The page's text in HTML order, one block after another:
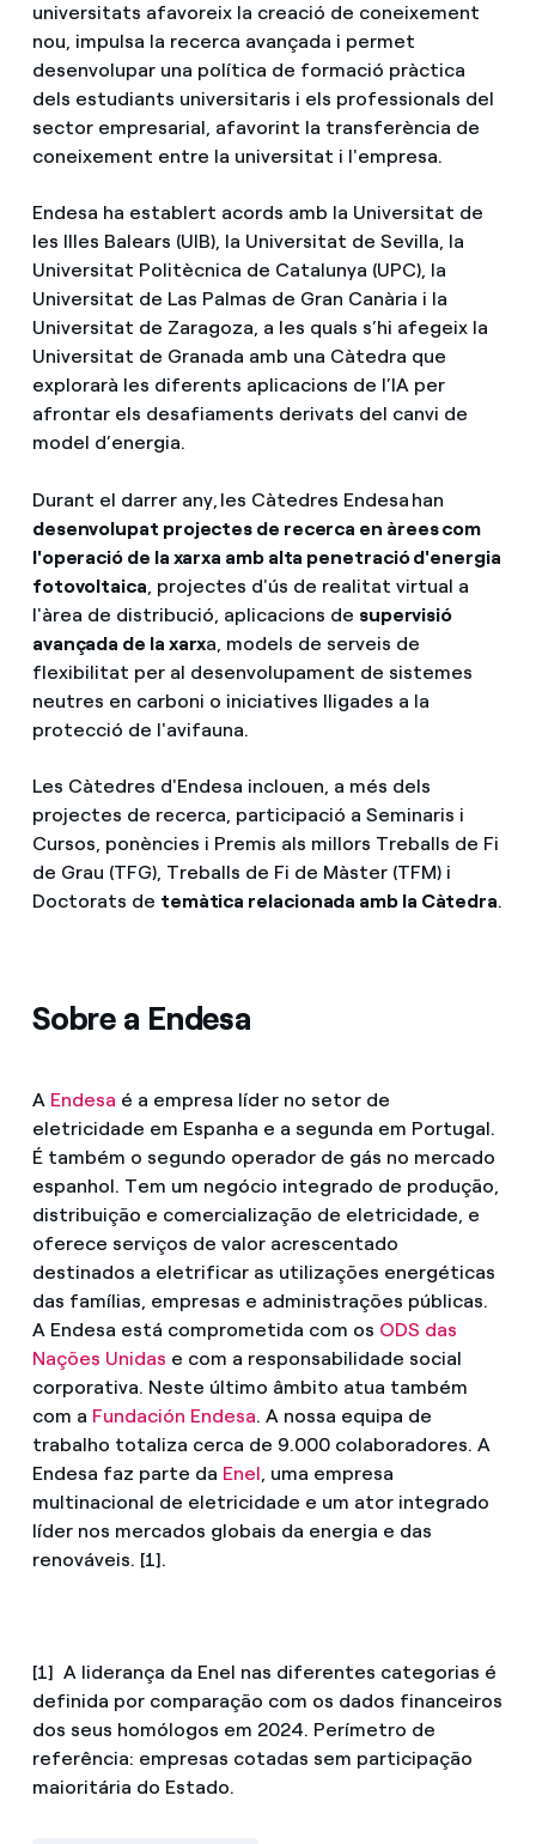
universitats afavoreix la creació de coneixement
nou, impulsa la recerca avançada i permet
desenvolupar una política de formació pràctica
dels estudiants universitaris i els professionals del
sector empresarial, afavorint la transferència de
coneixement entre la universitat i l'empresa.
Endesa ha establert acords amb la Universitat de
les Illes Balears (UIB), la Universitat de Sevilla, la
Universitat Politècnica de Catalunya (UPC), la
Universitat de Las Palmas de Gran Canària i la
Universitat de Zaragoza, a les quals s’hi afegeix la
Universitat de Granada amb una Càtedra que
explorarà les diferents aplicacions de l’IA per
afrontar els desafiaments derivats del canvi de
model d’energia.
Durant el darrer any, les Càtedres Endesa han
desenvolupat projectes de recerca en àrees com
l'operació de la xarxa amb alta penetració d'energia
fotovoltaica , projectes d'ús de realitat virtual a
l'àrea de distribució, aplicacions de supervisió
avançada de la xarxa, models de serveis de
flexibilitat per al desenvolupament de sistemes
neutres en carboni o iniciatives lligades a la
protecció de l'avifauna.
Les Càtedres d'Endesa inclouen, a més dels
projectes de recerca, participació a Seminaris i
Cursos, ponències i Premis als millors Treballs de Fi
de Grau (TFG), Treballs de Fi de Màster (TFM) i
Doctorats de temàtica relacionada amb la Càtedra.
Sobre a Endesa
A Endesa é a empresa líder no setor de
eletricidade em Espanha e a segunda em Portugal.
É também o segundo operador de gás no mercado
espanhol. Tem um negócio integrado de produção,
distribuição e comercialização de eletricidade, e
oferece serviços de valor acrescentado
destinados a eletrificar as utilizações energéticas
das famílias, empresas e administrações públicas.
A Endesa está comprometida com os ODS das
Nações Unidas e com a responsabilidade social
corporativa. Neste último âmbito atua também
com a Fundación Endesa. A nossa equipa de
trabalho totaliza cerca de 9.000 colaboradores. A
Endesa faz parte da Enel, uma empresa
multinacional de eletricidade e um ator integrado
líder nos mercados globais da energia e das
renováveis. [1].
[1] A liderança da Enel nas diferentes categorias é
definida por comparação com os dados financeiros
dos seus homólogos em 2024. Perímetro de
referência: empresas cotadas sem participação
maioritária do Estado.